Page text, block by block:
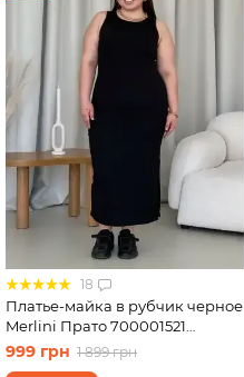
18
Платье-майка в рубчик черное
Merlini Прато 700001521
размер 2XL-3XL
999 грн 1 899 грн